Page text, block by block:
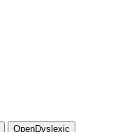
OpenDyslexic